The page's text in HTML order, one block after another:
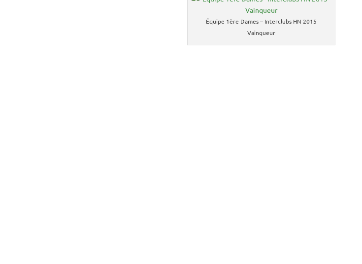
Équipe 1ère Dames – Interclubs HN 2015
Vainqueur